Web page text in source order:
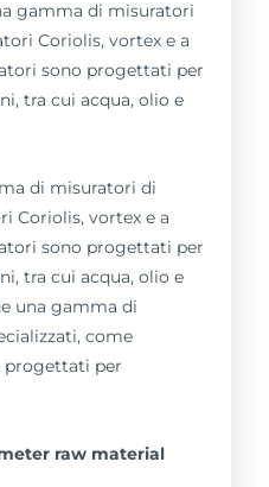
gamma di misuratori
Coriolis, vortex e a
sono progettati per
tra cui acqua, olio e
di misuratori di
Coriolis, vortex e a
sono progettati per
tra cui acqua, olio e
una gamma di
come
progettati per
raw material